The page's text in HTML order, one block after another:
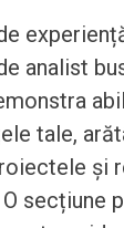
analist
tale,
și
secțiune